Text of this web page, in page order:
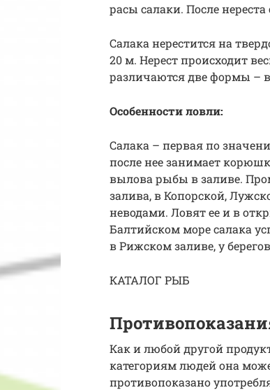
расы салаки. После
Салака нерестится на
20 м. Нерест происходит
различаются две формы –
Особенности ловли:
Салака – первая по
после нее занимает
вылова рыбы в заливе.
залива, в Копорской,
неводами. Ловят ее и в
Балтийском море салака
в Рижском заливе, у
КАТАЛОГ РЫБ
Как и любой другой
категориям людей она
противопоказано